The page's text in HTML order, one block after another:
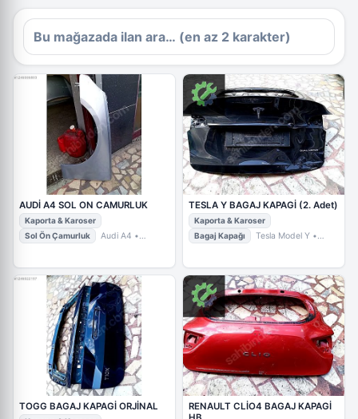
AUDİ A4 SOL ON CAMURLUK
Kaporta & Karoser
Sol Ön Çamurluk
Audi A4 •
TESLA Y BAGAJ KAPAGİ (2. Adet)
Kaporta & Karoser
Bagaj Kapağı
Tesla Model Y •
TOGG BAGAJ KAPAGİ ORJİNAL
RENAULT CLİO4 BAGAJ KAPAGİ